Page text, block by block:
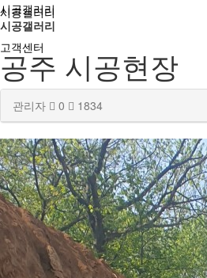
시공갤러리
고객센터
시공갤러리
시공갤러리
공주 시공현장
관리자 0 1834